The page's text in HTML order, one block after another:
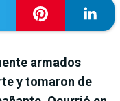
armados
y tomaron de